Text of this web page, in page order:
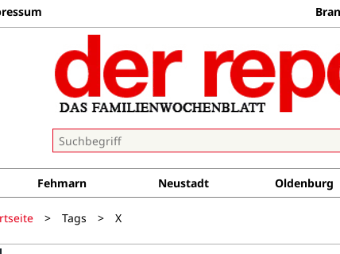
Fehmarn Neustadt Oldenburg
> Tags > X